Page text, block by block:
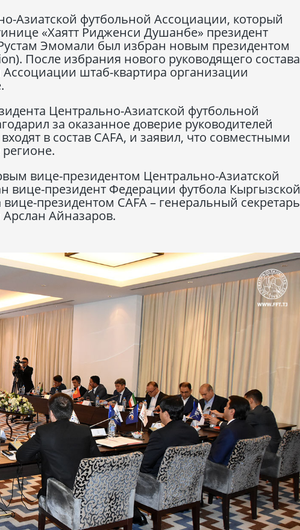
Азиатской футбольной Ассоциации, который
«Хаятт Ридженси Душанбе» президент
Эмомали был избран новым президентом
После избрания нового руководящего состава
штаб-квартира организации
Центрально-Азиатской футбольной
за оказанное доверие руководителей
в состав CAFA, и заявил, что совместными
вице-президентом Центрально-Азиатской
вице-президент Федерации футбола Кыргызской
президентом CAFA – генеральный секретарь
Айназаров.